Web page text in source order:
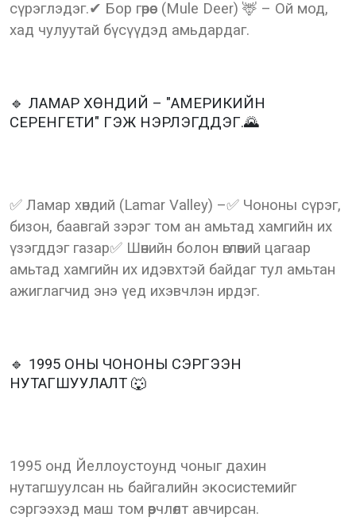
сүрэглэдэг.✔ Бор гөрөөс (Mule Deer) 🦌 – Ой мод,
хад чулуутай бүсүүдэд амьдардаг.
🔹 ЛАМАР ХӨНДИЙ – "АМЕРИКИЙН
СЕРЕНГЕТИ" ГЭЖ НЭРЛЭГДДЭГ.🌄
✅ Ламар хөндий (Lamar Valley) –✅ Чононы сүрэг,
бизон, баавгай зэрэг том ан амьтад хамгийн их
үзэгддэг газар✅ Шөнийн болон өглөөний цагаар
амьтад хамгийн их идэвхтэй байдаг тул амьтан
ажиглагчид энэ үед ихэвчлэн ирдэг.
🔹 1995 ОНЫ ЧОНОНЫ СЭРГЭЭН
НУТАГШУУЛАЛТ 🐺
1995 онд Йеллоустоунд чоныг дахин
нутагшуулсан нь байгалийн экосистемийг
сэргээхэд маш том өөрчлөлт авчирсан.